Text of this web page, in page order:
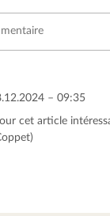
le
– 09:35
cet article